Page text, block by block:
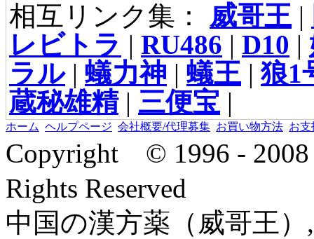
相互リンク集： 威哥王|
レビトラ | RU486 | D10 |
ラル| 蟻力神 | 蟻王|狼1
蔵秘雄精| 三便宝 |
ホーム ヘルプページ 会社概要/代理募集 お買い物方法 お支
Copyright © 1996 -
Rights Reserved
中国の漢方薬（威哥王